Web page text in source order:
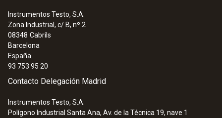
Instrumentos Testo, S.A.
Zona Industrial, c/ B, nº 2
08348 Cabrils
Barcelona
España
93 753 95 20
Contacto Delegación Madrid
Instrumentos Testo, S.A.
Polígono Industrial Santa Ana, Av. de la Técnica 19, nave 1